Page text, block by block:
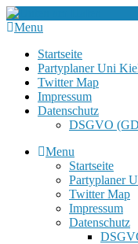
Menu
Startseite
Partyplaner Uni
Twitter Map
Impressum
Datenschutz
DSGVO
Menu
Startseite
Partyplaner
Twitter Map
Impressum
Datenschutz